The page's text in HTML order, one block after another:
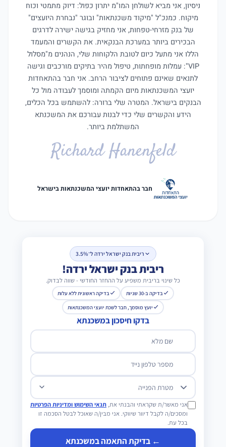
ניסיון, אני מביא לשולחן המו"מ יתרון כפול: דיוק מתמטי וכוח
מיקוח. כמנכ"ל "מיקוד משכנתאות" ובוגר "נבחרת היועצים"
של בנק מזרחי-טפחות, אני מחזיק בגישה ישירה לדרגים
הבכירים ביותר במערכת הבנקאית. את הקשרים והמעמד
הללו אני מתעל כיום לטובת הלקוחות שלי, הנהנים מ"מסלול
VIP": עמלות מופחתות, טיפול מהיר בתיקים מורכבים וגישה
לתנאים שאינם פתוחים לציבור הרחב. אני חבר בהתאחדות
יועצי המשכנתאות מיום הקמתה ומוסמך לעבודה מול כל
הבנקים בישראל. המטרה שלי ברורה: להשתמש בכל הכלים,
הידע והקשרים שלי כדי לבנות עבורכם את המשכנתא
המשתלמת ביותר.
Richard Hanenfeld
חבר בהתאחדות יועצי המשכנתאות בישראל
ריבית בנק ישראל ירדה ל־3.5%
ריבית בנק ישראל ירדה!
כל שינוי בריבית משפיע על ההחזר החודשי - שווה לבדוק.
בדיקה ב-30 שניות
בדיקה ראשונית ללא עלות
יועץ מוסמך, חבר לשכת יועצי המשכנתאות
בדקו חיסכון במשכנתא
שם מלא
מספר טלפון נייד
מטרת הפנייה
אני מאשר/ת שקראתי והבנתי את, תנאי השימוש ומדיניות הפרטיות
ומסכים/ה לקבל דיוור שיווקי. אני מבין/ה שאוכל לבטל הסכמה זו
בכל עת.
← בדיקת התאמה במשכנתא